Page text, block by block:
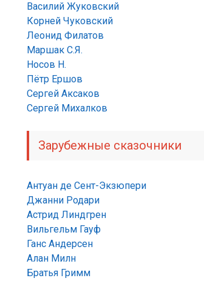
Василий Жуковский
Корней Чуковский
Леонид Филатов
Маршак С.Я.
Носов Н.
Пётр Ершов
Сергей Аксаков
Сергей Михалков
Зарубежные сказочники
Антуан де Сент-Экзюпери
Джанни Родари
Астрид Линдгрен
Вильгельм Гауф
Ганс Андерсен
Алан Милн
Братья Гримм